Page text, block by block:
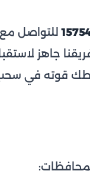
للتواصل مع
جاهز
يعيد لشفاطك قوته في